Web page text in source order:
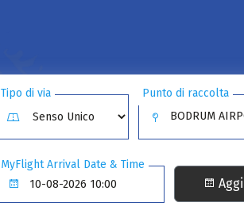
Tipo di via
Punto di raccolta
BODRUM
MyFlight Arrival Date & Time